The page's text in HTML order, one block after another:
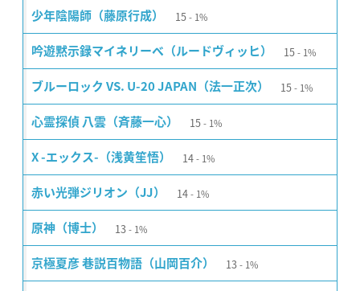
少年陰陽師（藤原行成） 15 1%
吟遊黙示録マイネリーベ（ルードヴィッヒ） 15 1%
ブルーロック VS. U-20 JAPAN（法一正次） 15 1%
心霊探偵 八雲（斉藤一心） 15 1%
X -エックス-（浅黄笙悟） 14 1%
赤い光弾ジリオン（JJ） 14 1%
原神（博士） 13 1%
京極夏彦 巷説百物語（山岡百介） 13 1%